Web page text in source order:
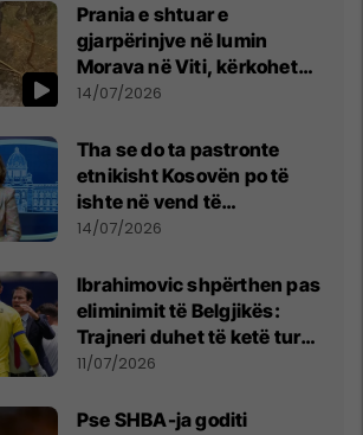
Prania e shtuar e
gjarpërinjve në lumin
Morava në Viti, kërkohet
kujdes nga qytetarët
14/07/2026
Tha se do ta pastronte
etnikisht Kosovën po të
ishte në vend të
Millosheviqit, Lëvizja e
kërkon shkarkimin e
menjëhershëm të
Snezhana Paunoviq
14/07/2026
Ibrahimovic shpërthen pas
eliminimit të Belgjikës:
Trajneri duhet të ketë turp,
ai lojtar se meritoi të luante
11/07/2026
Pse SHBA-ja goditi